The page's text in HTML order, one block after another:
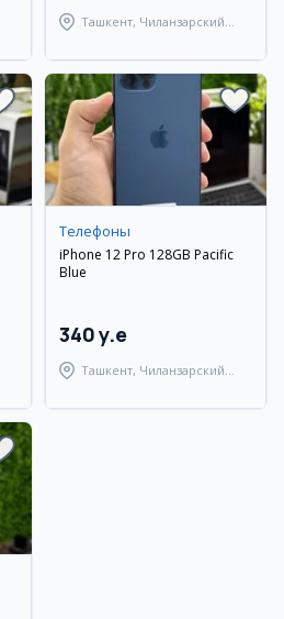
Ташкент, Чиланзарский
Телефоны
iPhone 12 Pro 128GB Pacific
Blue
340 y.e
Ташкент, Чиланзарский